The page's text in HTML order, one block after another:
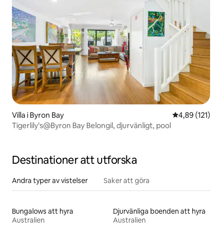
Villa i Byron Bay 4,89 av 5 i
4,89 (121)
Tigerlily's@Byron Bay Belongil, djurvänligt, pool
Destinationer att utforska
Andra typer av vistelser Saker att göra
Bungalows att hyra
Australien
Djurvänliga boenden att hyra
Australien